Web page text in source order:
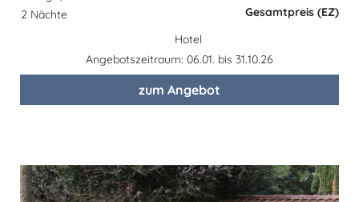
2 Nächte
Gesamtpreis (EZ)
Hotel
Angebotszeitraum: 06.01. bis 31.10.26
zum Angebot